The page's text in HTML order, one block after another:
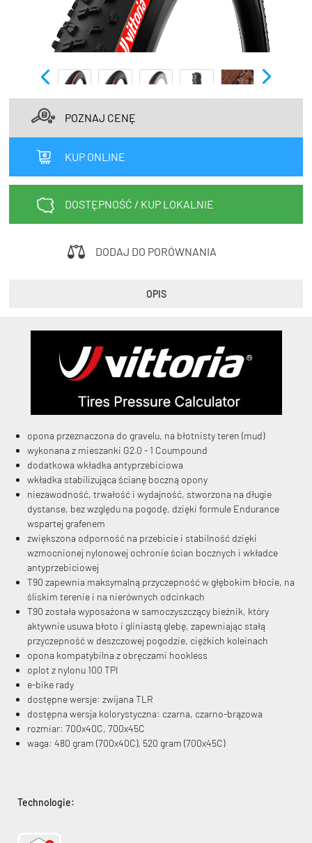
Kup bon podarunkowy
Zestawy opon Vittoria teraz w
promocji z eBonem 60zł na kolejne
zakupy!
WYPRZEDAŻ
OUTLET
KryptoFlex Key Cable
34,90 zł* 89,00 zł*
NOWOŚCI
BONY
PROMOCJE
KONTAKT
EN
POZNAJ CENĘ
KUP ONLINE
DOSTĘPNOŚĆ / KUP LOKALNIE
DODAJ DO PORÓWNANIA
OPIS
opona przeznaczona do gravelu, na błotnisty teren (mud)
wykonana z mieszanki G2.0 - 1 Coumpound
dodatkowa wkładka antyprzebiciowa
wkładka stabilizująca ścianę boczną opony
niezawodność, trwałość i wydajność, stworzona na długie
dystanse, bez względu na pogodę, dzięki formule Endurance
wspartej grafenem
zwiększona odporność na przebicie i stabilność dzięki
wzmocnionej nylonowej ochronie ścian bocznych i wkładce
antyprzebiciowej
T90 zapewnia maksymalną przyczepność w głębokim błocie, na
śliskim terenie i na nierównych odcinkach
T90 została wyposażona w samoczyszczący bieżnik, który
aktywnie usuwa błoto i gliniastą glebę, zapewniając stałą
przyczepność w deszczowej pogodzie, ciężkich koleinach
opona kompatybilna z obręczami hookless
oplot z nylonu 100 TPI
e-bike rady
dostępne wersje: zwijana TLR
dostępna wersja kolorystyczna: czarna, czarno-brązowa
rozmiar: 700x40C, 700x45C
waga: 480 gram (700x40C), 520 gram (700x45C)
Technologie: